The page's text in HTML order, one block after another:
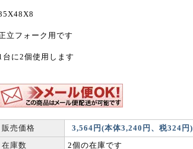
立フォーク用です
台に2個使用します
販売価格
3,564円(本体3,240円、税324円)
在庫数
2個の在庫です